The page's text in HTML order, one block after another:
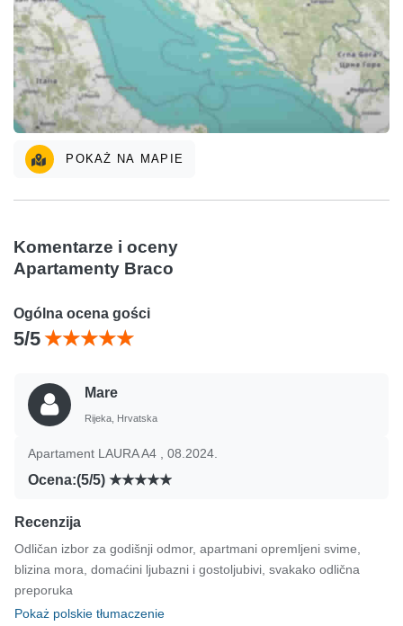
POKAŻ NA MAPIE
Komentarze i oceny
Apartamenty Braco
Ogólna ocena gości
5/5
Mare
Rijeka, Hrvatska
Apartament LAURA A4 , 08.2024.
Ocena:(5/5)
Recenzija
Odličan izbor za godišnji odmor, apartmani opremljeni svime,
blizina mora, domaćini ljubazni i gostoljubivi, svakako odlična
preporuka
Pokaż polskie tłumaczenie